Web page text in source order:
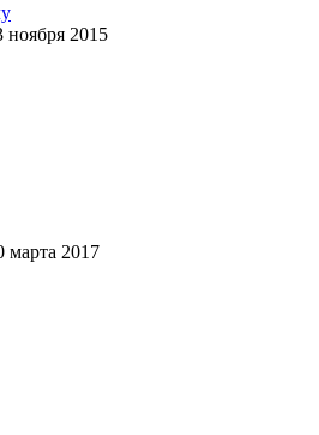
ноября 2015
марта 2017